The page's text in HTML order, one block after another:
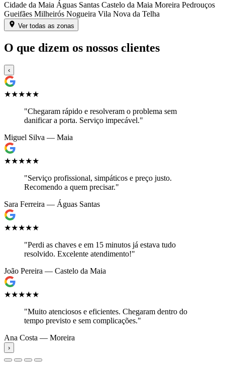
Cidade da Maia Águas Santas Castelo da Maia Moreira Pedrouços
Gueifães Milheirós Nogueira Vila Nova da Telha
Ver todas as zonas
O que dizem os nossos clientes
‹
★★★★★
"Chegaram rápido e resolveram o problema sem
danificar a porta. Serviço impecável."
Miguel Silva — Maia
★★★★★
"Serviço profissional, simpáticos e preço justo.
Recomendo a quem precisar."
Sara Ferreira — Águas Santas
★★★★★
"Perdi as chaves e em 15 minutos já estava tudo
resolvido. Excelente atendimento!"
João Pereira — Castelo da Maia
★★★★★
"Muito atenciosos e eficientes. Chegaram dentro do
tempo previsto e sem complicações."
Ana Costa — Moreira
›